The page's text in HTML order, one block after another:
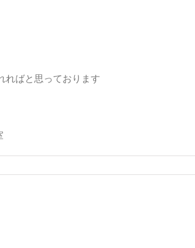
ればと思っております